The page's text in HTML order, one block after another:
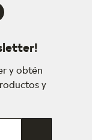
y obtén
y